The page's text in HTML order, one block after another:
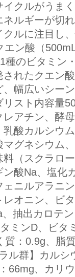
クルがうま
ルギーが切
ルに注目し
エン酸（
種のビタミン
されたクエン
、幅広いシー
スト内容量
レアチン、酵
酸カルシウ
グネシウム
（スクラロ
ン酸Na、塩化
ェニルアラニ
レオニン、ビ
抽出カロテ
ミンD、ビタ
質：0.9g、脂
ル群】カル
66mg、カリ